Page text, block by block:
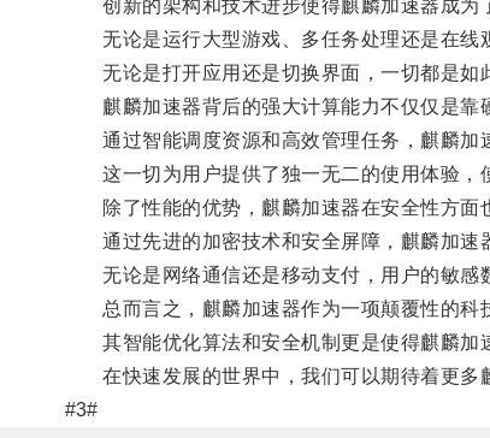
创新的架构和技术进步使得麒麟加速器成为
无论是运行大型游戏、多任务处理还是在线
无论是打开应用还是切换界面，一切都是如
麒麟加速器背后的强大计算能力不仅仅是靠
通过智能调度资源和高效管理任务，麒麟加
这一切为用户提供了独一无二的使用体验，
除了性能的优势，麒麟加速器在安全性方面
通过先进的加密技术和安全屏障，麒麟加速
无论是网络通信还是移动支付，用户的敏感
总而言之，麒麟加速器作为一项颠覆性的科
其智能优化算法和安全机制更是使得麒麟加
在快速发展的世界中，我们可以期待着更多
#3#